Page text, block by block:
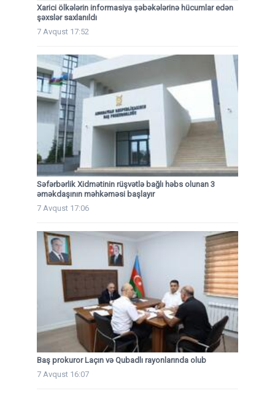
Xarici ölkələrin informasiya şəbəkələrinə hücumlar edən
şəxslər saxlanıldı
7 Avqust 17:52
Səfərbərlik Xidmətinin rüşvətlə bağlı həbs olunan 3
əməkdaşının məhkəməsi başlayır
7 Avqust 17:06
Baş prokuror Laçın və Qubadlı rayonlarında olub
7 Avqust 16:07